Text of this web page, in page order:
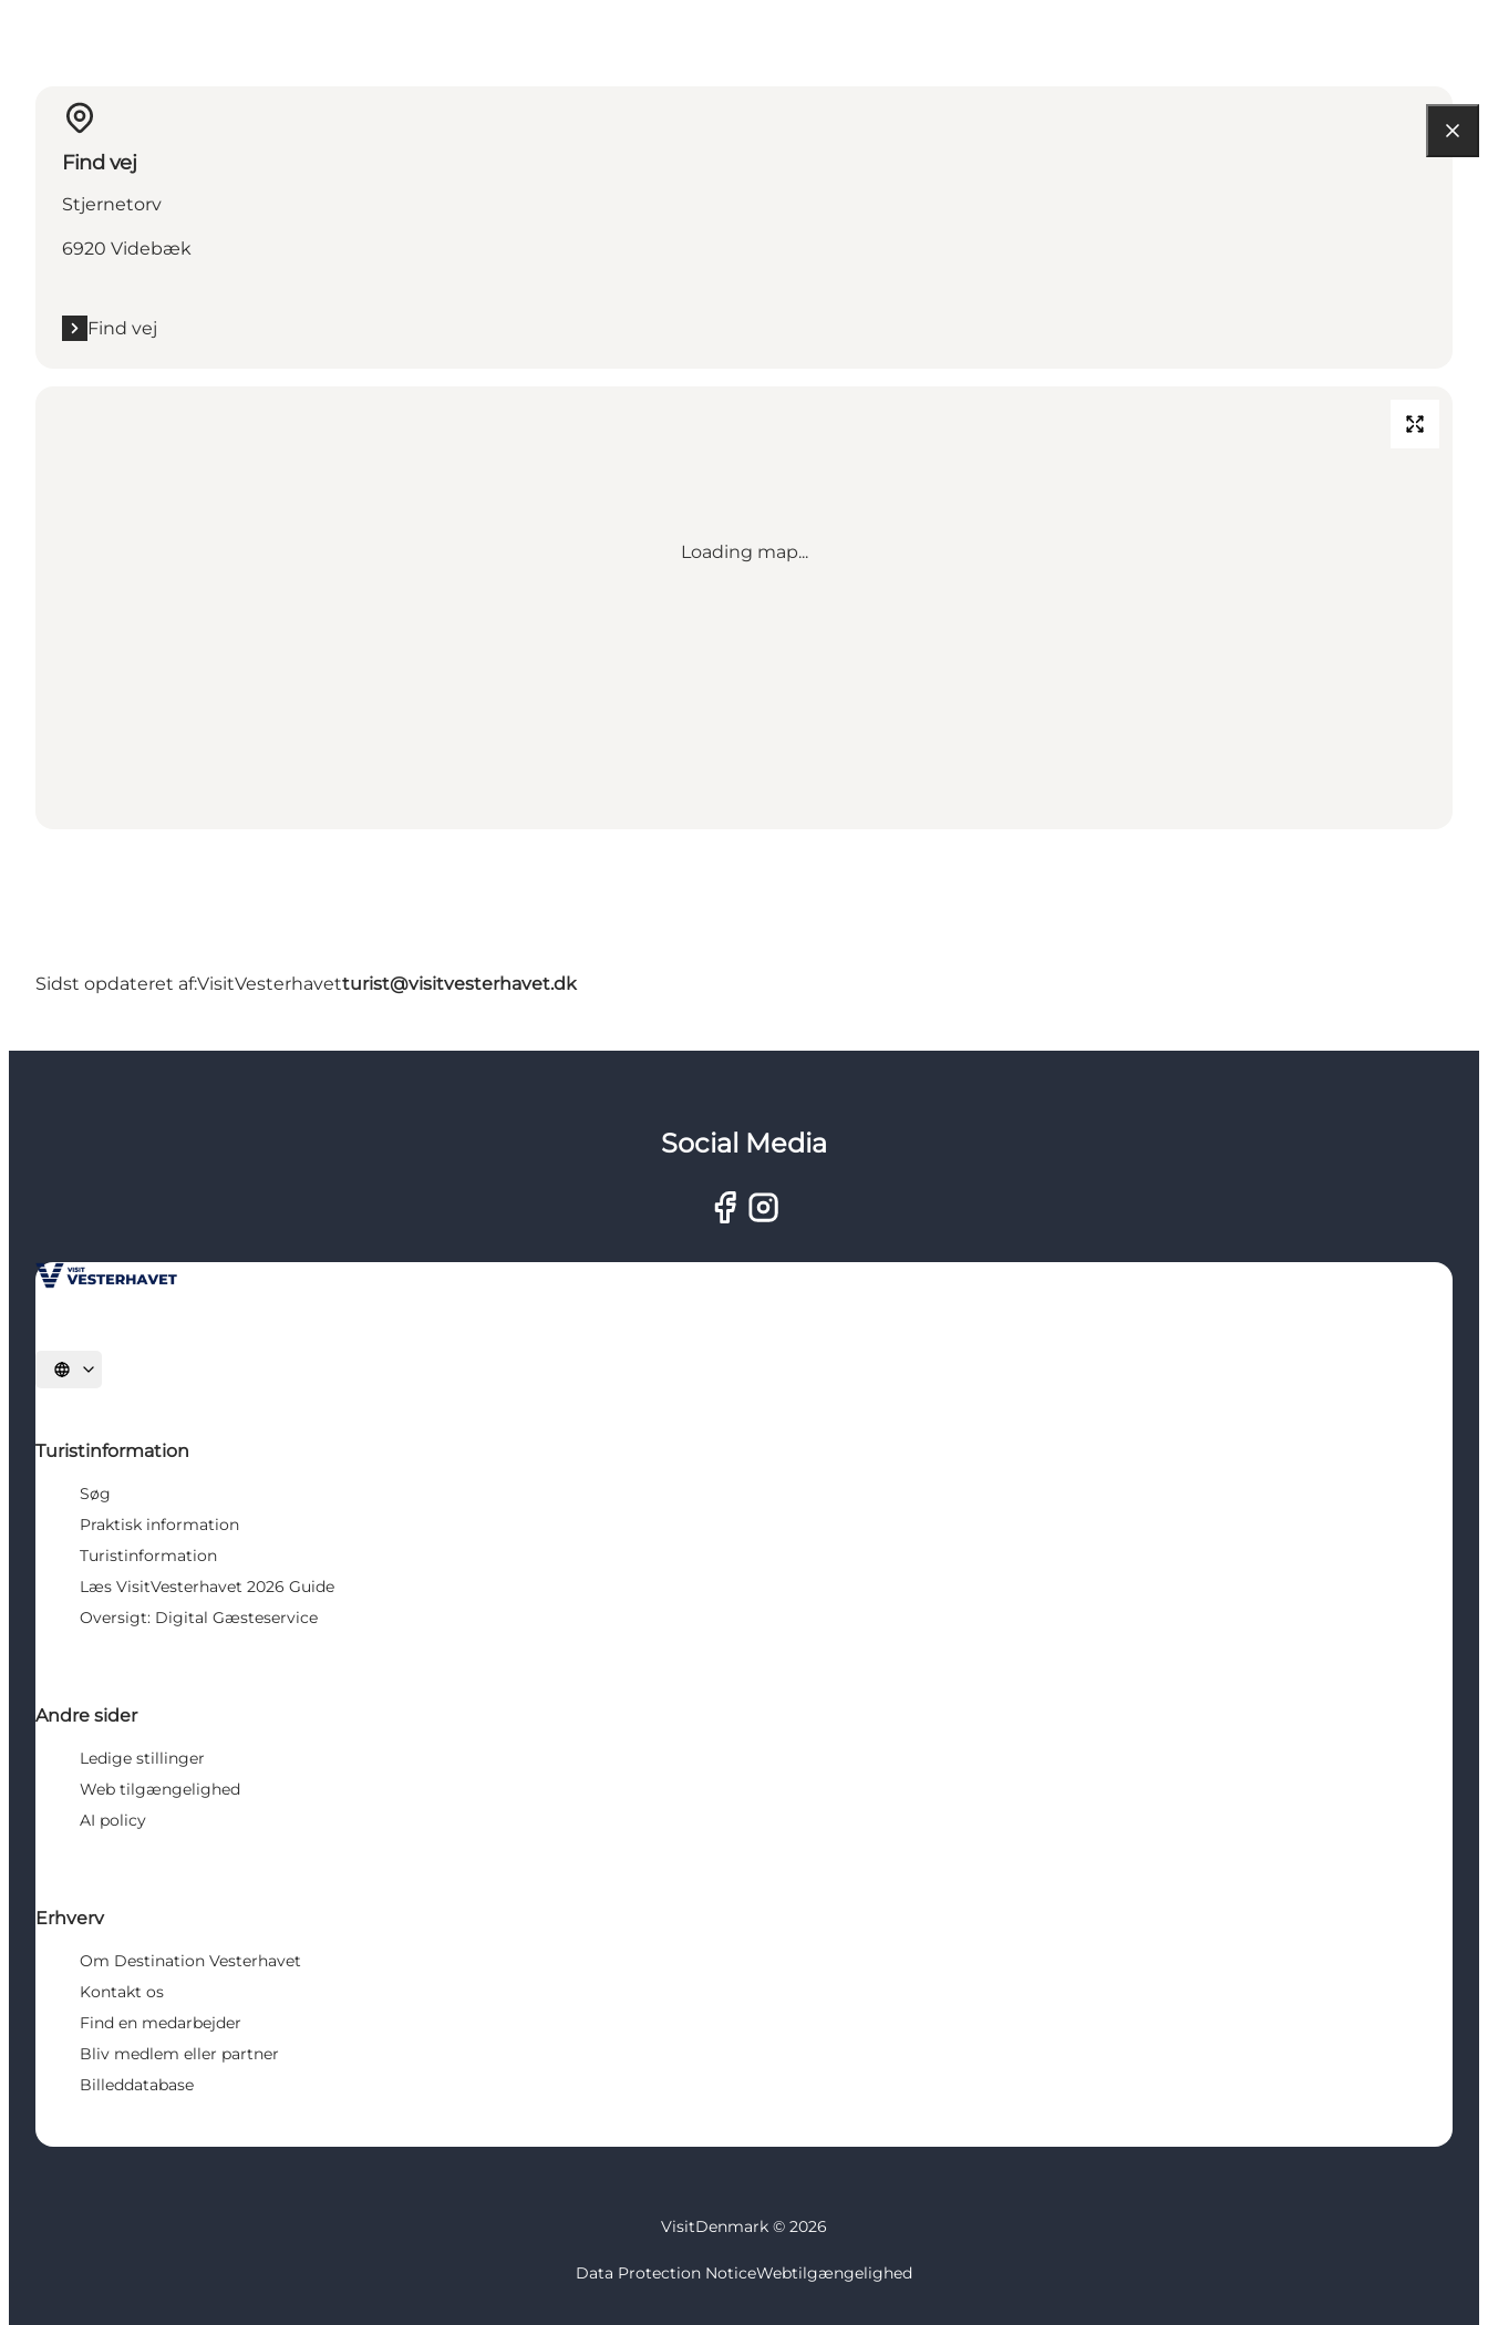
Find vej
Stjernetorv
6920 Videbæk
Find vej
Loading map...
Sidst opdateret af:VisitVesterhavetturist@visitvesterhavet.dk
Social Media
Vælg sprog
Turistinformation
Søg
Praktisk information
Turistinformation
Læs VisitVesterhavet 2026 Guide
Oversigt: Digital Gæsteservice
Andre sider
Ledige stillinger
Web tilgængelighed
AI policy
Erhverv
Om Destination Vesterhavet
Kontakt os
Find en medarbejder
Bliv medlem eller partner
Billeddatabase
VisitDenmark © 2026
Data Protection NoticeWebtilgængelighed